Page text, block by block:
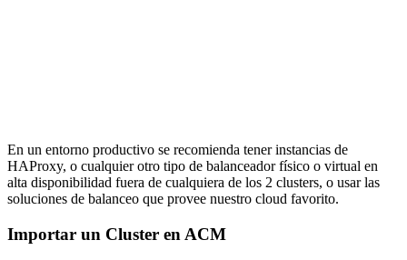
En un entorno productivo se recomienda tener instancias de
HAProxy, o cualquier otro tipo de balanceador físico o virtual en
alta disponibilidad fuera de cualquiera de los 2 clusters, o usar las
soluciones de balanceo que provee nuestro cloud favorito.
Importar un Cluster en ACM